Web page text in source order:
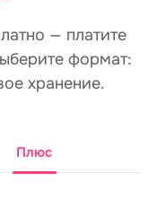
— платите
формат:
хранение.
Плюс